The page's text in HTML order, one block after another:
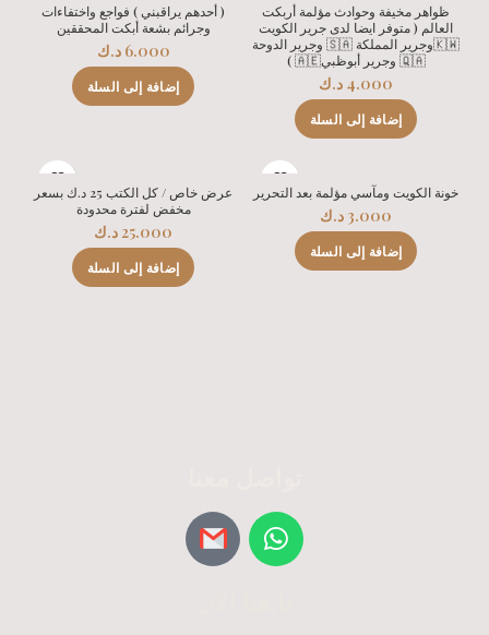
ظواهر مخيفة وحوادث مؤلمة أربكت
العالم ( متوفر ايضا لدى جرير الكويت
🇰🇼وجرير المملكة 🇸🇦 وجرير الدوحة
🇶🇦 وجرير أبوظبي🇦🇪 )
4.000 د.ك
إضافة إلى السلة
( أحدهم يراقبني ) فواجع واختفاءات
وجرائم بشعة أبكت المحققين
6.000 د.ك
إضافة إلى السلة
خونة الكويت ومآسي مؤلمة بعد التحرير
3.000 د.ك
إضافة إلى السلة
عرض خاص / كل الكتب 25 د.ك بسعر
مخفض لفترة محدودة
25.000 د.ك
إضافة إلى السلة